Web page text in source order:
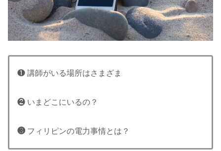
❶ 講師がいる場所はさまざま
❷ いまどこにいるの？
❸ フィリピンの電力事情とは？